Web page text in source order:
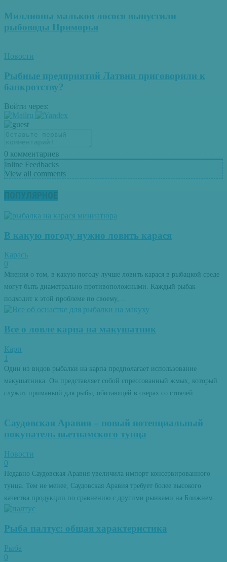
Миллионы мальков лосося выпустили
рыбоводы Приморья
Новости
Рыбные предприятий Латвии приговорили к
банкротству?
Войти через:
0 комментариев
Inline Feedbacks
View all comments
ПОПУЛЯРНОЕ
В какую погоду нужно ловить карася
Карась
0
Мнения о том, в какую погоду лучше ловить карася в рыбацкой среде
могут быть диаметрально противоположными. Каждый рыбак
подходит к этой проблеме по своему,...
Все о ловле карпа на макушатник
Карп
1
Один из видов рыбалки на карпа предполагает использование
макушатника. Он представляет собой спрессованный жмых, который
служит приманкой для рыбы, обитающей в озерах со стоячей...
Саудовская Аравия – новый потенциальный
покупатель вьетнамского тунца
Новости
0
Недавно Саудовская Аравия увеличила импорт консервированного
тунца. Тем не менее, Саудовская Аравия требует более высокого
качества продукции по сравнению с другими рынками на Ближнем...
Рыба палтус: общая характеристика
Рыба
0